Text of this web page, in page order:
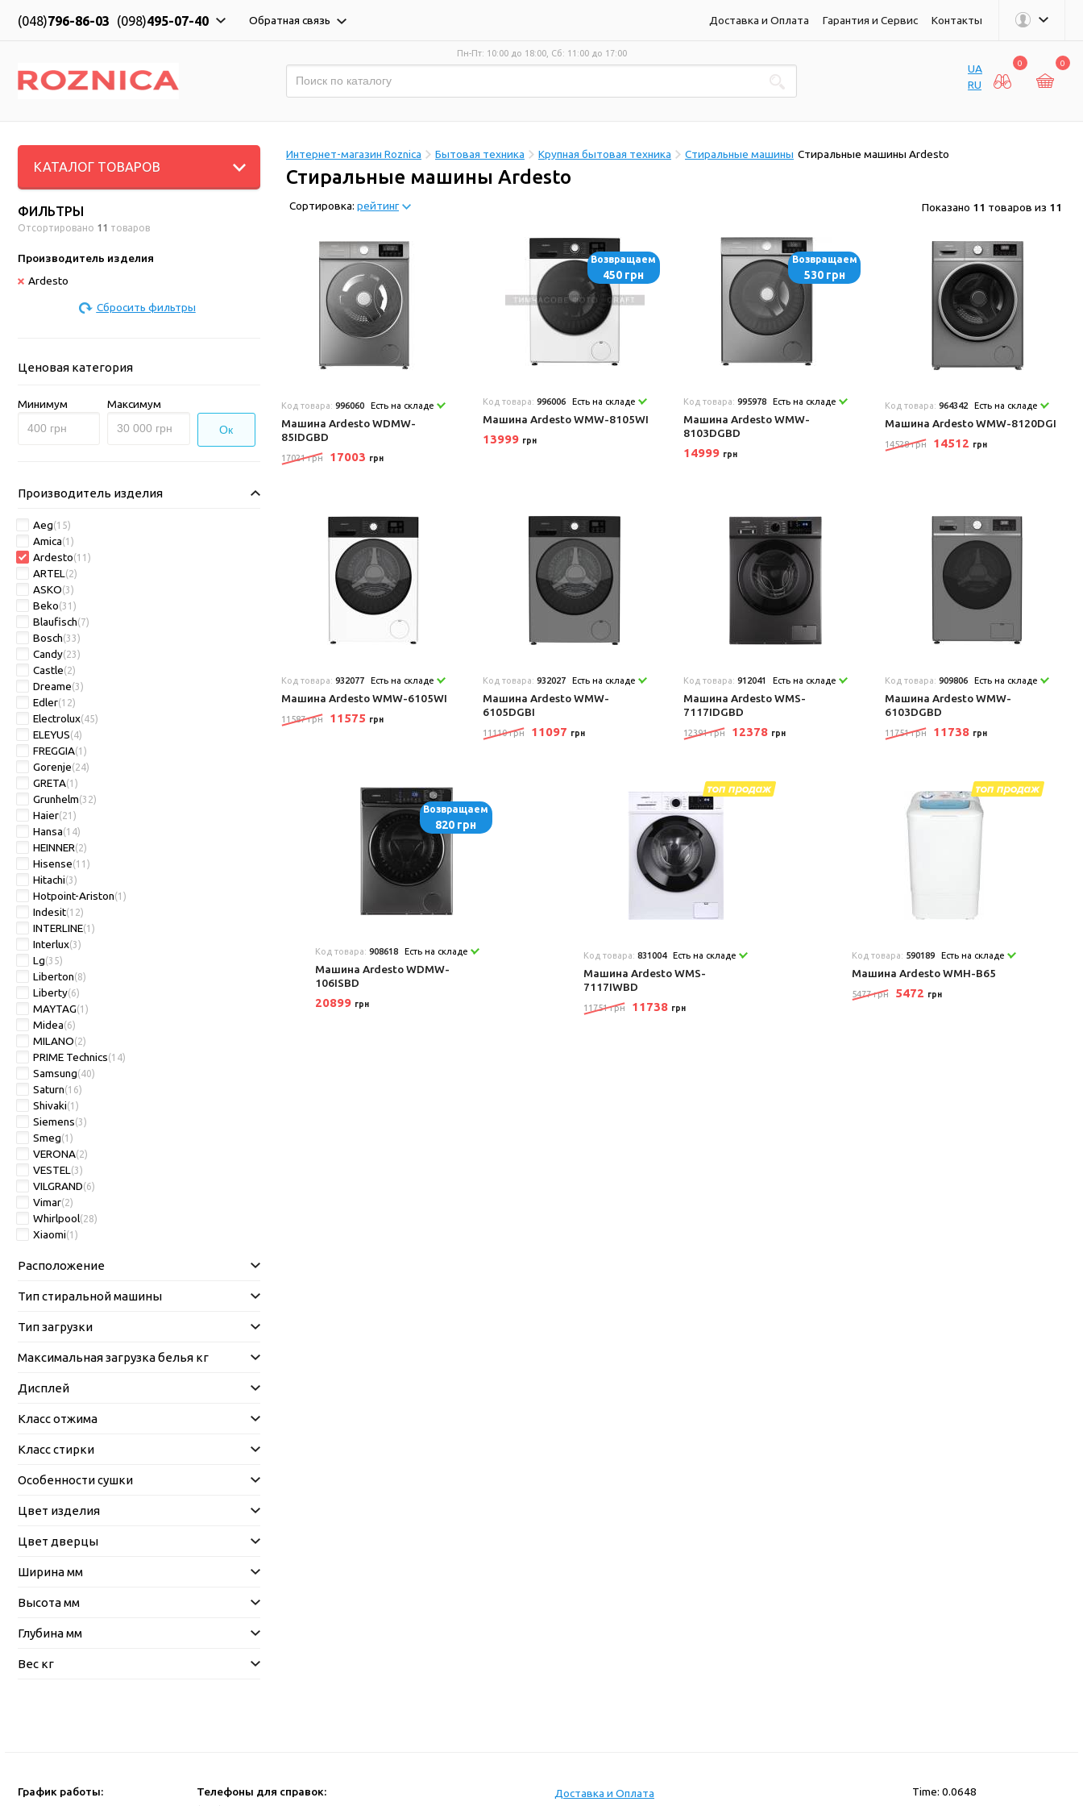
(048)796-86-03 (098)495-07-40 Обратная связь Доставка и Оплата Гарантия и Сервис Контакты
Пн-Пт: 10:00 до 18:00, Сб: 11:00 до 17:00
UA
RU
0 0
КАТАЛОГ ТОВАРОВ
ФИЛЬТРЫ
Отсортировано 11 товаров
Производитель изделия
Ardesto
Сбросить фильтры
Ценовая категория
Минимум Максимум
Ок
Производитель изделия
Aeg(15)
Amica(1)
Ardesto(11)
ARTEL(2)
ASKO(3)
Beko(31)
Blaufisch(7)
Bosch(33)
Candy(23)
Castle(2)
Dreame(3)
Edler(12)
Electrolux(45)
ELEYUS(4)
FREGGIA(1)
Gorenje(24)
GRETA(1)
Grunhelm(32)
Haier(21)
Hansa(14)
HEINNER(2)
Hisense(11)
Hitachi(3)
Hotpoint-Ariston(1)
Indesit(12)
INTERLINE(1)
Interlux(3)
Lg(35)
Liberton(8)
Liberty(6)
MAYTAG(1)
Midea(6)
MILANO(2)
PRIME Technics(14)
Samsung(40)
Saturn(16)
Shivaki(1)
Siemens(3)
Smeg(1)
VERONA(2)
VESTEL(3)
VILGRAND(6)
Vimar(2)
Whirlpool(28)
Xiaomi(1)
Расположение
Тип стиральной машины
Тип загрузки
Максимальная загрузка белья кг
Дисплей
Класс отжима
Класс стирки
Особенности сушки
Цвет изделия
Цвет дверцы
Ширина мм
Высота мм
Глубина мм
Вес кг
Интернет-магазин Roznica Бытовая техника Крупная бытовая техника Стиральные машины Стиральные машины Ardesto
Стиральные машины Ardesto
Сортировка: рейтинг Показано 11 товаров из 11
Код товара: 996060 Есть на складе
Машина Ardesto WDMW-
85IDGBD
17021 грн 17003 грн
Возвращаем
450 грн
Код товара: 996006 Есть на складе
Машина Ardesto WMW-8105WI
13999 грн
Возвращаем
530 грн
Код товара:995978 Есть на складе
Машина Ardesto WMW-
8103DGBD
14999 грн
Код товара:964342 Есть на складе
Машина Ardesto WMW-8120DGI
14528 грн 14512 грн
Код товара: 932077 Есть на складе
Машина Ardesto WMW-6105WI
11587 грн 11575 грн
Код товара: 932027 Есть на складе
Машина Ardesto WMW-
6105DGBI
11110 грн 11097 грн
Код товара:912041 Есть на складе
Машина Ardesto WMS-
7117IDGBD
12391 грн 12378 грн
Код товара:909806 Есть на складе
Машина Ardesto WMW-
6103DGBD
11751 грн 11738 грн
Возвращаем
820 грн
Код товара: 908618 Есть на складе
Машина Ardesto WDMW-
106ISBD
20899 грн
Код товара: 831004 Есть на складе
Машина Ardesto WMS-
7117IWBD
11751 грн 11738 грн
Код товара: 590189 Есть на складе
Машина Ardesto WMH-B65
5477 грн 5472 грн
График работы:
Телефоны для справок:
Доставка и Оплата
Time: 0.0648